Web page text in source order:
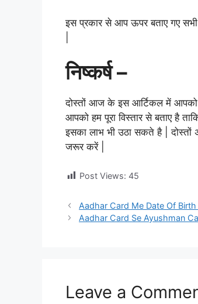
इस प्रकार से आप ऊपर बताए गए
निष्कर्ष –
दोस्तों आज के इस आर्टिकल में आपको
आपको हम पूरा विस्तार से बताए है
इसका लाभ भी उठा सकते है |
जरूर करें |
Post Views: 45
Aadhar Card Me Date Of Birth
Aadhar Card Se Ayushman
Leave a